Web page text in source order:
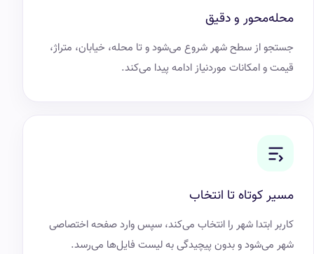
محله‌محور و دقیق
جستجو از سطح شهر شروع می‌شود و تا محله، خیابان، متراژ،
قیمت و امکانات موردنیاز ادامه پیدا می‌کند.
مسیر کوتاه تا انتخاب
کاربر ابتدا شهر را انتخاب می‌کند، سپس وارد صفحه اختصاصی
شهر می‌شود و بدون پیچیدگی به لیست فایل‌ها می‌رسد.